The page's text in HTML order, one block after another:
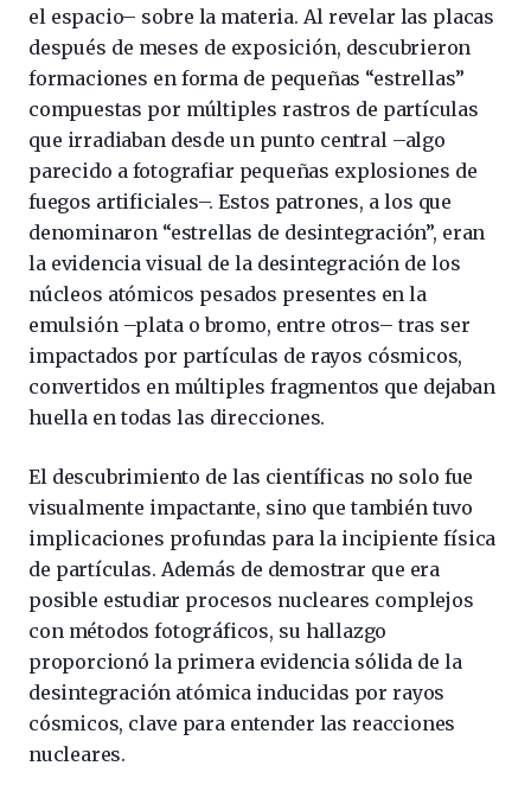
el espacio– sobre la materia. Al revelar las placas
después de meses de exposición, descubrieron
formaciones en forma de pequeñas “estrellas”
compuestas por múltiples rastros de partículas
que irradiaban desde un punto central –algo
parecido a fotografiar pequeñas explosiones de
fuegos artificiales–. Estos patrones, a los que
denominaron “estrellas de desintegración”, eran
la evidencia visual de la desintegración de los
núcleos atómicos pesados presentes en la
emulsión –plata o bromo, entre otros– tras ser
impactados por partículas de rayos cósmicos,
convertidos en múltiples fragmentos que dejaban
huella en todas las direcciones.
El descubrimiento de las científicas no solo fue
visualmente impactante, sino que también tuvo
implicaciones profundas para la incipiente física
de partículas. Además de demostrar que era
posible estudiar procesos nucleares complejos
con métodos fotográficos, su hallazgo
proporcionó la primera evidencia sólida de la
desintegración atómica inducidas por rayos
cósmicos, clave para entender las reacciones
nucleares.